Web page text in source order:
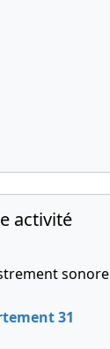
activité
sonore
31